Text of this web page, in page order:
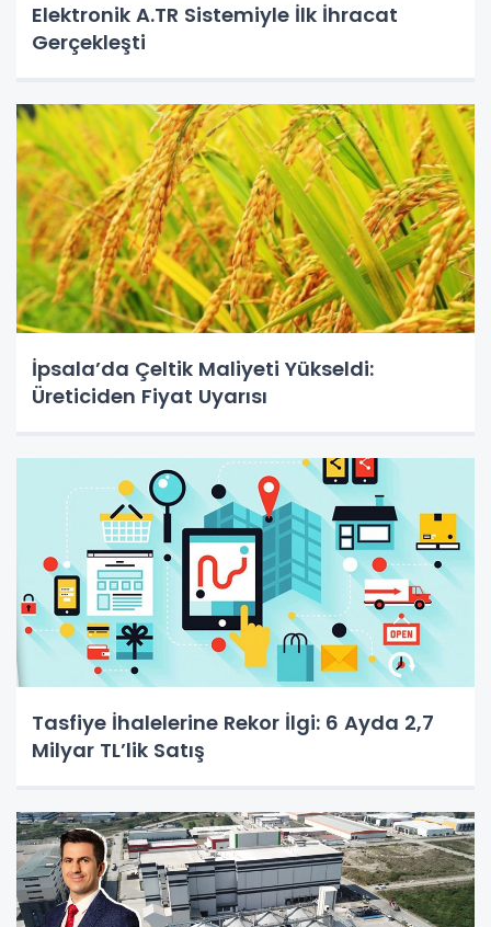
Elektronik A.TR Sistemiyle İlk İhracat
Gerçekleşti
İpsala’da Çeltik Maliyeti Yükseldi:
Üreticiden Fiyat Uyarısı
Tasfiye İhalelerine Rekor İlgi: 6 Ayda 2,7
Milyar TL’lik Satış